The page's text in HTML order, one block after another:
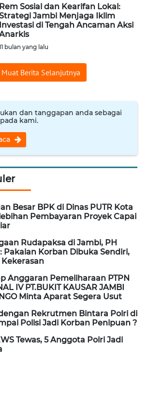
Rem Sosial dan Kearifan Lokal:
Jambi Menjaga Iklim
Investasi di Tengah Ancaman Aksi
bulan yang lalu
Muat Berita Selanjutnya
dan tanggapan anda sebagai
kami.
Besar BPK di Dinas PUTR Kota
Pembayaran Proyek Capai
Rudapaksa di Jambi, PH
Pakaian Korban Dibuka Sendiri,
Anggaran Pemeliharaan PTPN
IV PT.BUKIT KAUSAR JAMBI
Minta Aparat Segera Usut
Rekrutmen Bintara Polri di
Polisi Jadi Korban Penipuan ?
Tewas, 5 Anggota Polri Jadi